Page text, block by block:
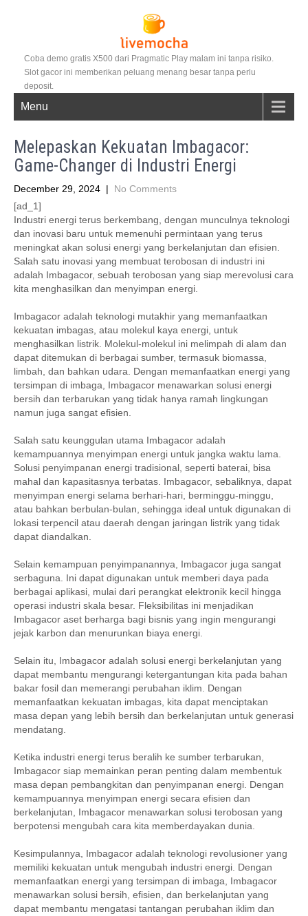
Coba demo gratis X500 dari Pragmatic Play malam ini tanpa risiko.
Slot gacor ini memberikan peluang menang besar tanpa perlu
deposit.
Menu
Melepaskan Kekuatan Imbagacor:
Game-Changer di Industri Energi
December 29, 2024 | No Comments
[ad_1]
Industri energi terus berkembang, dengan munculnya teknologi
dan inovasi baru untuk memenuhi permintaan yang terus
meningkat akan solusi energi yang berkelanjutan dan efisien.
Salah satu inovasi yang membuat terobosan di industri ini
adalah Imbagacor, sebuah terobosan yang siap merevolusi cara
kita menghasilkan dan menyimpan energi.
Imbagacor adalah teknologi mutakhir yang memanfaatkan
kekuatan imbagas, atau molekul kaya energi, untuk
menghasilkan listrik. Molekul-molekul ini melimpah di alam dan
dapat ditemukan di berbagai sumber, termasuk biomassa,
limbah, dan bahkan udara. Dengan memanfaatkan energi yang
tersimpan di imbaga, Imbagacor menawarkan solusi energi
bersih dan terbarukan yang tidak hanya ramah lingkungan
namun juga sangat efisien.
Salah satu keunggulan utama Imbagacor adalah
kemampuannya menyimpan energi untuk jangka waktu lama.
Solusi penyimpanan energi tradisional, seperti baterai, bisa
mahal dan kapasitasnya terbatas. Imbagacor, sebaliknya, dapat
menyimpan energi selama berhari-hari, berminggu-minggu,
atau bahkan berbulan-bulan, sehingga ideal untuk digunakan di
lokasi terpencil atau daerah dengan jaringan listrik yang tidak
dapat diandalkan.
Selain kemampuan penyimpanannya, Imbagacor juga sangat
serbaguna. Ini dapat digunakan untuk memberi daya pada
berbagai aplikasi, mulai dari perangkat elektronik kecil hingga
operasi industri skala besar. Fleksibilitas ini menjadikan
Imbagacor aset berharga bagi bisnis yang ingin mengurangi
jejak karbon dan menurunkan biaya energi.
Selain itu, Imbagacor adalah solusi energi berkelanjutan yang
dapat membantu mengurangi ketergantungan kita pada bahan
bakar fosil dan memerangi perubahan iklim. Dengan
memanfaatkan kekuatan imbagas, kita dapat menciptakan
masa depan yang lebih bersih dan berkelanjutan untuk generasi
mendatang.
Ketika industri energi terus beralih ke sumber terbarukan,
Imbagacor siap memainkan peran penting dalam membentuk
masa depan pembangkitan dan penyimpanan energi. Dengan
kemampuannya menyimpan energi secara efisien dan
berkelanjutan, Imbagacor menawarkan solusi terobosan yang
berpotensi mengubah cara kita memberdayakan dunia.
Kesimpulannya, Imbagacor adalah teknologi revolusioner yang
memiliki kekuatan untuk mengubah industri energi. Dengan
memanfaatkan energi yang tersimpan di imbaga, Imbagacor
menawarkan solusi bersih, efisien, dan berkelanjutan yang
dapat membantu mengatasi tantangan perubahan iklim dan